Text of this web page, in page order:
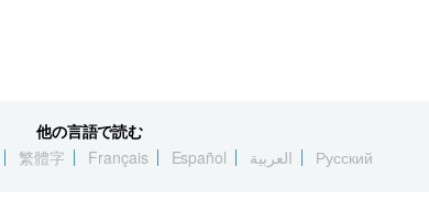
他の言語で読む
繁體字 Français Español العربية Русский